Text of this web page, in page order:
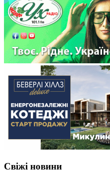
Свіжі новини